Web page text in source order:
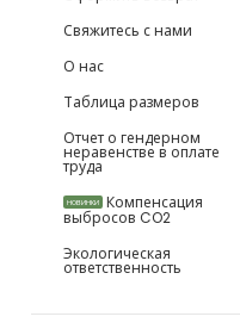
Свяжитесь с нами
О нас
Таблица размеров
Отчет о гендерном
неравенстве в оплате
труда
НОВИНКИ Компенсация
выбросов CO2
Экологическая
ответственность